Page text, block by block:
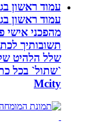
עמוד ראשון בגוגל
עמוד ראשון בגוגל,
תשובותיך לכתבות
שלל הלהיט של
`שתול` בכל כתבה
Mcity